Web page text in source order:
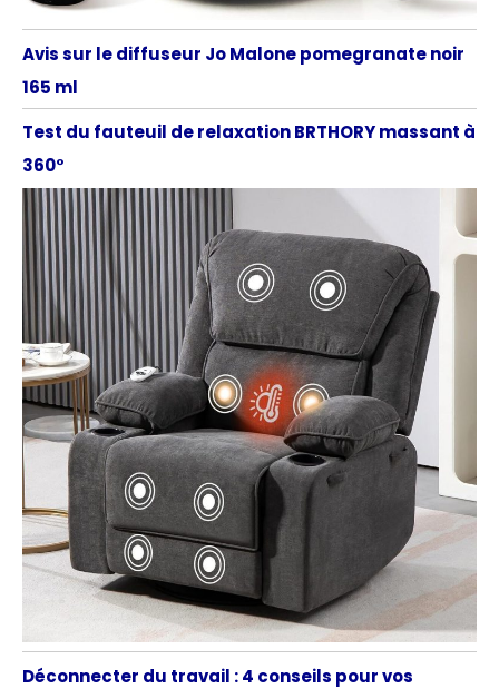
Avis sur le diffuseur Jo Malone pomegranate noir
165 ml
Test du fauteuil de relaxation BRTHORY massant à
360°
Déconnecter du travail : 4 conseils pour vos